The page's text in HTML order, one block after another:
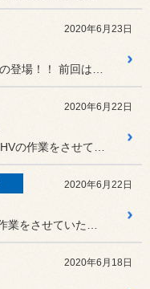
2020年6月23日
2020年6月22日
2020年6月22日
2020年6月18日